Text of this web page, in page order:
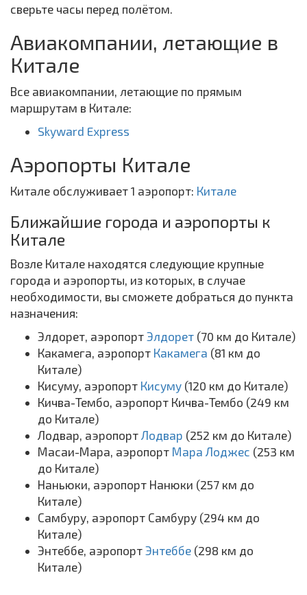
сверьте часы перед полётом.
Авиакомпании, летающие в
Китале
Все авиакомпании, летающие по прямым
маршрутам в Китале:
Skyward Express
Аэропорты Китале
Китале обслуживает 1 аэропорт: Китале
Ближайшие города и аэропорты к
Китале
Возле Китале находятся следующие крупные
города и аэропорты, из которых, в случае
необходимости, вы сможете добраться до пункта
назначения:
Элдорет, аэропорт Элдорет (70 км до Китале)
Какамега, аэропорт Какамега (81 км до
Китале)
Кисуму, аэропорт Кисуму (120 км до Китале)
Кичва-Тембо, аэропорт Кичва-Тембо (249 км
до Китале)
Лодвар, аэропорт Лодвар (252 км до Китале)
Масаи-Мара, аэропорт Мара Лоджес (253 км
до Китале)
Наньюки, аэропорт Нанюки (257 км до
Китале)
Самбуру, аэропорт Самбуру (294 км до
Китале)
Энтеббе, аэропорт Энтеббе (298 км до
Китале)